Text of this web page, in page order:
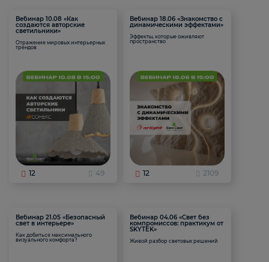
Вебинар 10.08 «Как
создаются авторские
светильники»
Отражение мировых интерьерных
трендов
12 49
Вебинар 18.06 «Знакомство с
динамическими эффектами»
Эффекты, которые оживляют
пространство
12 2109
Вебинар 21.05 «Безопасный
свет в интерьере»
Как добиться максимального
визуального комфорта?
Вебинар 04.06 «Свет без
компромиссов: практикум от
SKYTEK»
Живой разбор световых решений